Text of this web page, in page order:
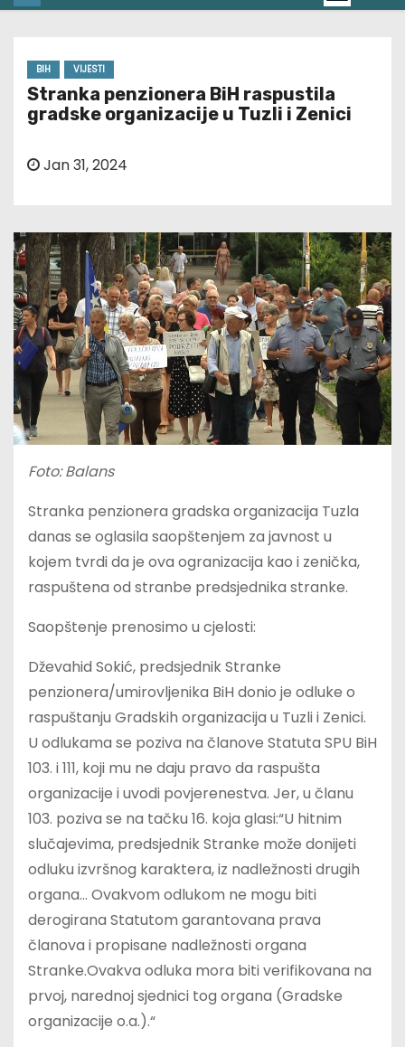
BIH VIJESTI
Stranka penzionera BiH raspustila
gradske organizacije u Tuzli i Zenici
Jan 31, 2024
Foto: Balans
Stranka penzionera gradska organizacija Tuzla
danas se oglasila saopštenjem za javnost u
kojem tvrdi da je ova ogranizacija kao i zenička,
raspuštena od stranbe predsjednika stranke.
Saopštenje prenosimo u cjelosti:
Dževahid Sokić, predsjednik Stranke
penzionera/umirovljenika BiH donio je odluke o
raspuštanju Gradskih organizacija u Tuzli i Zenici.
U odlukama se poziva na članove Statuta SPU BiH
103. i 111, koji mu ne daju pravo da raspušta
organizacije i uvodi povjerenestva. Jer, u članu
103. poziva se na tačku 16. koja glasi:“U hitnim
slučajevima, predsjednik Stranke može donijeti
odluku izvršnog karaktera, iz nadležnosti drugih
organa… Ovakvom odlukom ne mogu biti
derogirana Statutom garantovana prava
članova i propisane nadležnosti organa
Stranke.Ovakva odluka mora biti verifikovana na
prvoj, narednoj sjednici tog organa (Gradske
organizacije o.a.).“